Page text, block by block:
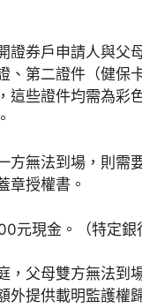
證券戶申請人與父
、第二證件（健保
這些證件均需為彩
方無法到場，則需
章授權書。
元現金。（特定銀
，父母雙方無法到
外提供載明監護權